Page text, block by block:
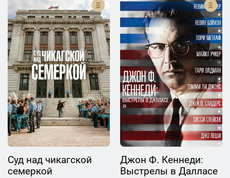
Суд над чикагской
семеркой
Джон Ф. Кеннеди:
Выстрелы в Далласе